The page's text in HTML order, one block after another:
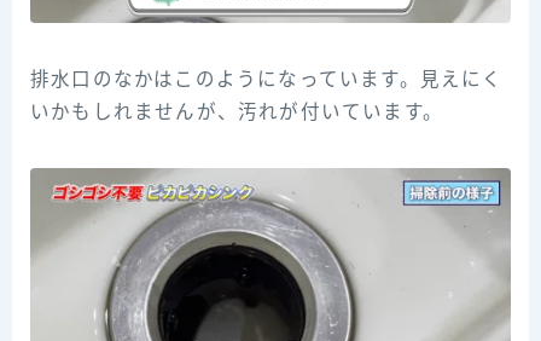
排水口のなかはこのようになっています。見えにく
いかもしれませんが、汚れが付いています。